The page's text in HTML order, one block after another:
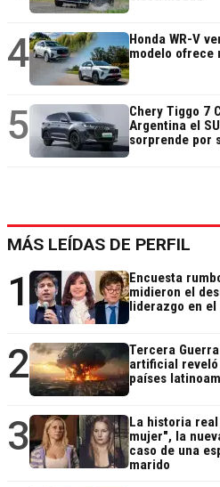
4
Honda WR-V
modelo ofrece
5
Chery Tiggo 7
Argentina el
sorprende por
MÁS LEÍDAS DE PERFIL
1
Encuesta
midieron el
liderazgo en el
2
Tercera
artificial
países
3
La historia
mujer", la
caso de una
marido